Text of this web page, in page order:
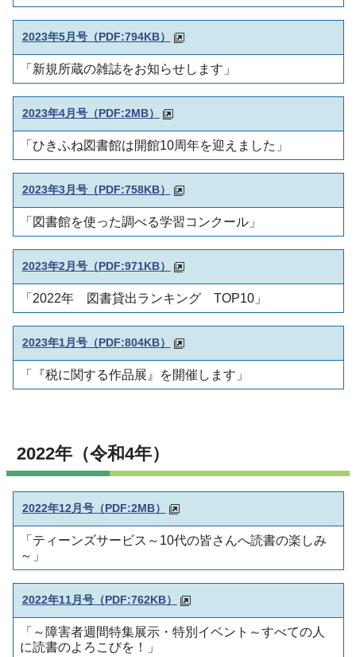
2023年5月号（PDF:794KB）
「新規所蔵の雑誌をお知らせします」
2023年4月号（PDF:2MB）
「ひきふね図書館は開館10周年を迎えました」
2023年3月号（PDF:758KB）
「図書館を使った調べる学習コンクール」
2023年2月号（PDF:971KB）
「2022年 図書貸出ランキング TOP10」
2023年1月号（PDF:804KB）
「『税に関する作品展』を開催します」
2022年（令和4年）
2022年12月号（PDF:2MB）
「ティーンズサービス～10代の皆さんへ読書の楽しみ
～」
2022年11月号（PDF:762KB）
「～障害者週間特集展示・特別イベント～すべての人
に読書のよろこびを！」